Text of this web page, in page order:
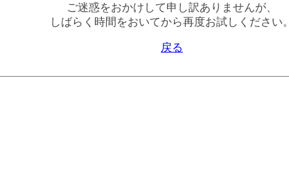
ご迷惑をおかけして申し訳ありませんが、
しばらく時間をおいてから再度お試しください。
戻る